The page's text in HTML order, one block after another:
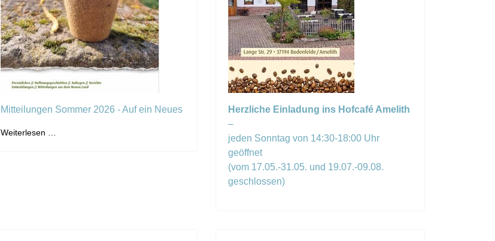
Mitteilungen Sommer 2026 - Auf ein Neues
Weiterlesen …
Herzliche Einladung ins Hofcafé Amelith
–
jeden Sonntag von 14:30-18:00 Uhr
geöffnet
(vom 17.05.-31.05. und 19.07.-09.08.
geschlossen)